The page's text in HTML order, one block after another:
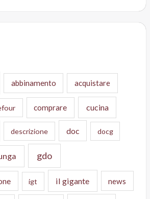
abbinamento acquistare
comprare cucina
descrizione doc docg
gdo
igt il gigante news